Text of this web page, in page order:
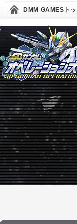
DMM GAMESト